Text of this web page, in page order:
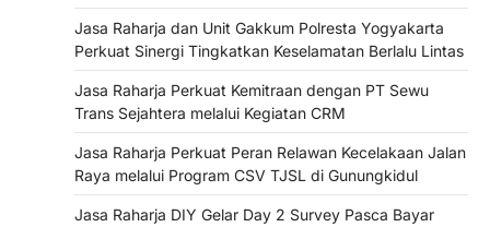
Jasa Raharja dan Unit Gakkum Polresta Yogyakarta
Perkuat Sinergi Tingkatkan Keselamatan Berlalu Lintas
Jasa Raharja Perkuat Kemitraan dengan PT Sewu
Trans Sejahtera melalui Kegiatan CRM
Jasa Raharja Perkuat Peran Relawan Kecelakaan Jalan
Raya melalui Program CSV TJSL di Gunungkidul
Jasa Raharja DIY Gelar Day 2 Survey Pasca Bayar